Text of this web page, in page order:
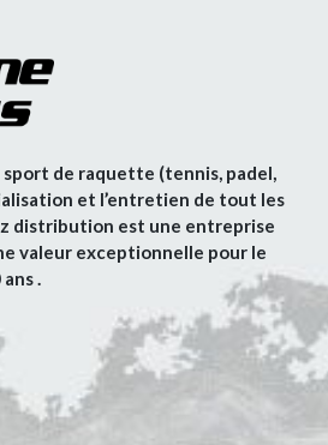
sport de raquette (tennis, padel,
et l’entretien de tout les
distribution est une entreprise
valeur exceptionnelle pour le
.